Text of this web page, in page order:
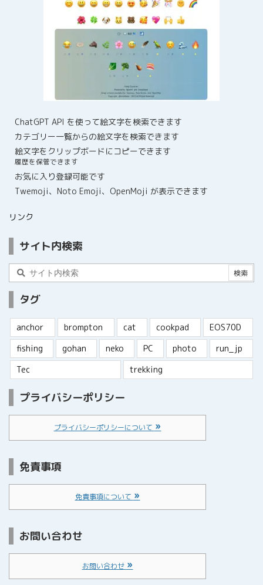
ChatGPT API を使って絵文字を検索できます
カテゴリー一覧からの絵文字を検索できます
絵文字をクリップボードにコピーできます
履歴を保管できます
お気に入り登録可能です
Twemoji、Noto Emoji、OpenMoji が表示できます
リンク
サイト内検索
タグ
anchor brompton cat cookpad
EOS70D
fishing
gohan neko PC photo
run_jp
Tec
trekking
プライバシーポリシー
プライバシーポリシーについて
免責事項
免責事項について
お問い合わせ
お問い合わせ